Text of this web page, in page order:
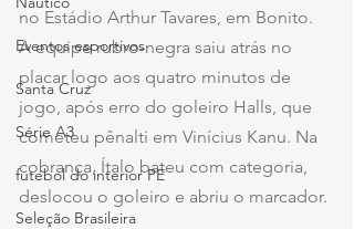
Eventos esportivos
Santa Cruz
Série A3
futebol do interior PE
Seleção Brasileira
no Estádio Arthur Tavares, em Bonito.
A equipe rubro-negra saiu atrás no
placar logo aos quatro minutos de
jogo, após erro do goleiro Halls, que
cometeu pênalti em Vinícius Kanu. Na
cobrança, Ítalo bateu com categoria,
deslocou o goleiro e abriu o marcador.